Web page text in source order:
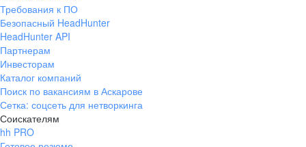
Требования к ПО
Безопасный HeadHunter
HeadHunter API
Партнерам
Инвесторам
Каталог компаний
Поиск по вакансиям в Аскарове
Сетка: соцсеть для нетворкинга
Соискателям
hh PRO